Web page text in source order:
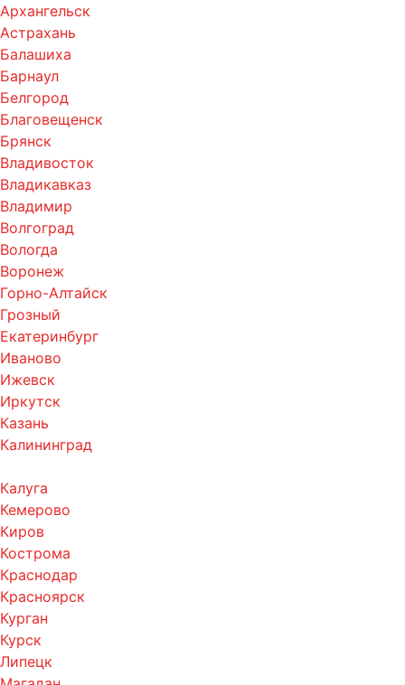
Архангельск
Астрахань
Балашиха
Барнаул
Белгород
Благовещенск
Брянск
Владивосток
Владикавказ
Владимир
Волгоград
Вологда
Воронеж
Горно-Алтайск
Грозный
Екатеринбург
Иваново
Ижевск
Иркутск
Казань
Калининград
Калуга
Кемерово
Киров
Кострома
Краснодар
Красноярск
Курган
Курск
Липецк